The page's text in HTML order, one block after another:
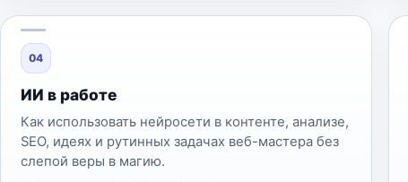
04
ИИ в работе
Как использовать нейросети в контенте, анализе,
SEO, идеях и рутинных задачах веб-мастера без
слепой веры в магию.